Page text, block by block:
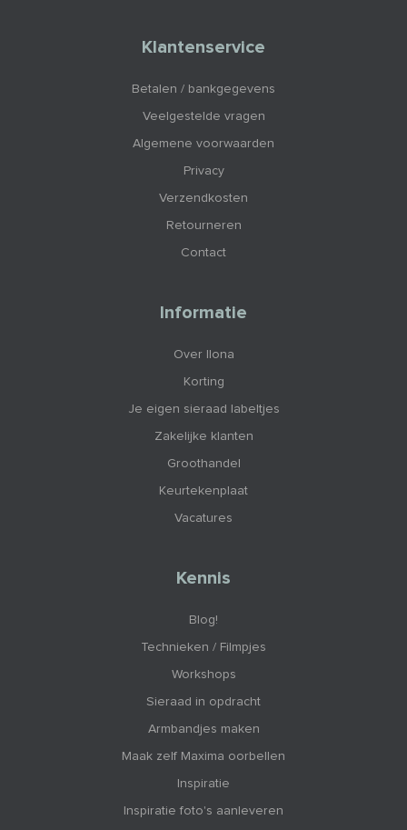
Klantenservice
Betalen / bankgegevens
Veelgestelde vragen
Algemene voorwaarden
Privacy
Verzendkosten
Retourneren
Contact
Informatie
Over Ilona
Korting
Je eigen sieraad labeltjes
Zakelijke klanten
Groothandel
Keurtekenplaat
Vacatures
Kennis
Blog!
Technieken / Filmpjes
Workshops
Sieraad in opdracht
Armbandjes maken
Maak zelf Maxima oorbellen
Inspiratie
Inspiratie foto's aanleveren